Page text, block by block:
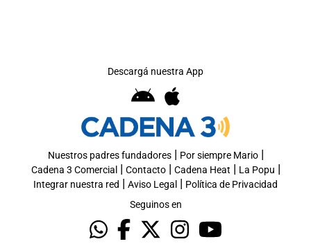
Descargá nuestra App
Nuestros padres fundadores| Por siempre Mario|
Cadena 3 Comercial | Contacto| Cadena Heat | La Popu |
Integrar nuestra red | Aviso Legal | Política de Privacidad
Seguinos en